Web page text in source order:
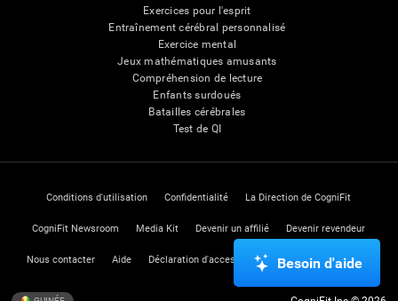
Exercices pour l'esprit
Entraînement cérébral personnalisé
Exercice mental
Jeux mathématiques amusants
Compréhension de lecture
Enfants surdoués
Batailles cérébrales
Test de QI
Conditions d'utilisation Confidentialité La Direction de CogniFit
CogniFit Newsroom Media Kit Devenir un affilié Devenir revendeur
Nous contacter Aide Déclaration d'accessibilité Centre de Confiance
Besoin d'aide